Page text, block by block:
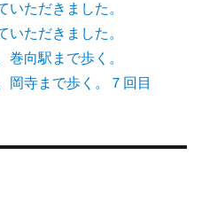
いただきました。
いただきました。
巻向駅まで歩く。
岡寺まで歩く。７回目